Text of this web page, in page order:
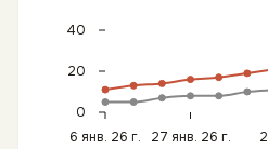
6 янв. 26 г. 27 янв. 26 г.
0
20
40